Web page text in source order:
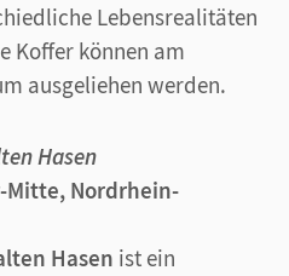
Lebensrealitäten
Koffer können am
ausgeliehen werden.
Hasen
Mitte, Nordrhein-
Hasen ist ein